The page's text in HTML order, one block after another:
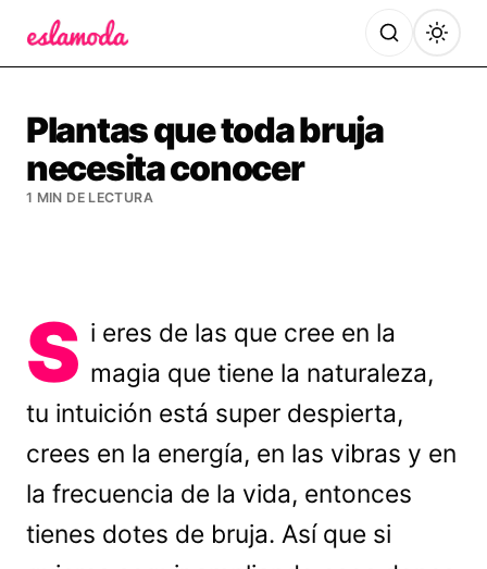
Plantas que toda bruja
necesita conocer
1 MIN DE LECTURA
S i eres de las que cree en la
magia que tiene la naturaleza,
tu intuición está super despierta,
crees en la energía, en las vibras y en
la frecuencia de la vida, entonces
tienes dotes de bruja. Así que si